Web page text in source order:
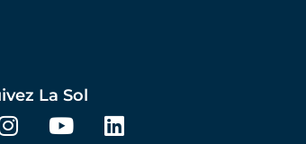
La Sol